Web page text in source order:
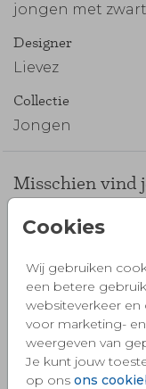
Cookies
Wij gebruiken
een betere
websiteverkeer en
voor marketing-
weergeven van
Je kunt jouw
op ons ons
jongen met
Designer
Lievez
Collectie
Jongen
Misschien vind